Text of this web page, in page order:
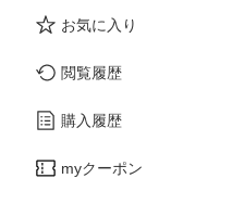
お気に入り
閲覧履歴
購入履歴
myクーポン